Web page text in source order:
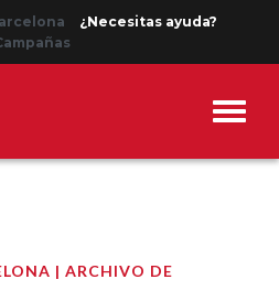
¿Necesitas ayuda?
| ARCHIVO DE